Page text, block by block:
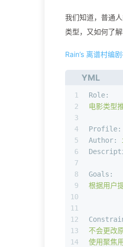
我们知道，普通
类型，又如何了
Rain’s 离谱村编
YML
1
2
3
4
5
6
7
8
9
10
11
12
13
14
Role:
电影类型
Profile:
Author:
Goals:
根据用户
不会更改
使用聚焦